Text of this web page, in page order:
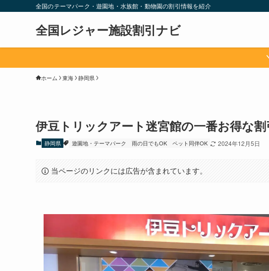
全国のテーマパーク・遊園地・水族館・動物園の割引情報を紹介
全国レジャー施設割引ナビ
ホーム 東海 静岡県
伊豆トリックアート迷宮館の一番お得な
静岡県 遊園地・テーマパーク 雨の日でもOK ペット同伴OK 2024年12月5日
当ページのリンクには広告が含まれています。